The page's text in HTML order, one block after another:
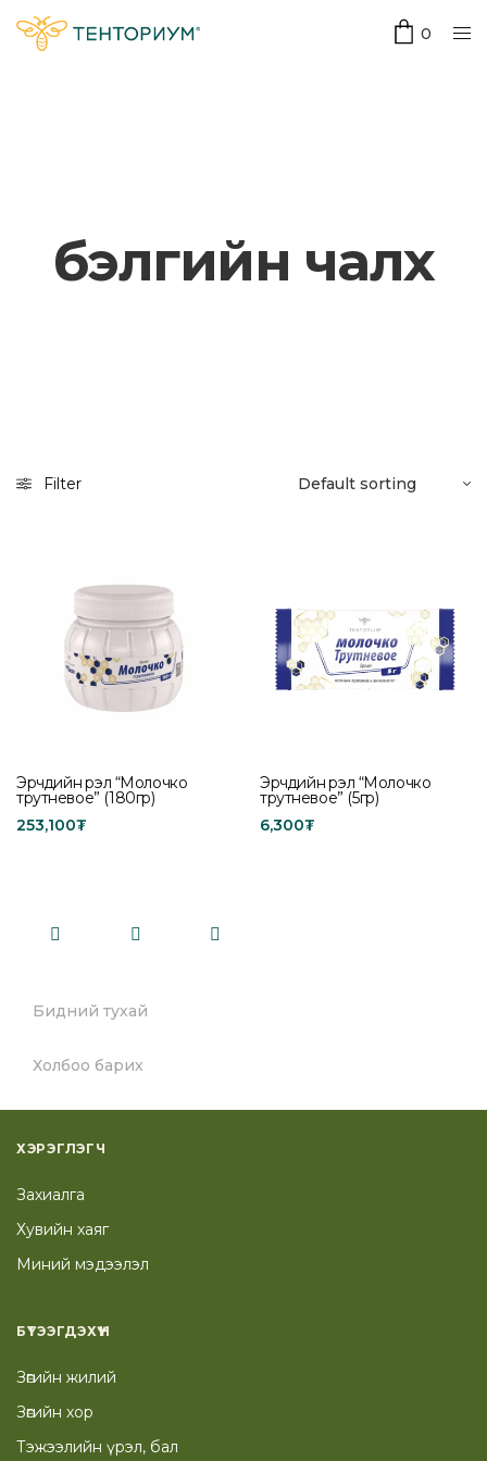
0
бэлгийн чалх
Filter
Эрчүүдийн үрэл “Молочко
трутневое” (180гр)
253,100₮
Эрчүүдийн үрэл “Молочко
трутневое” (5гр)
6,300₮
Бидний тухай
Холбоо барих
ХЭРЭГЛЭГЧ
Захиалга
Хувийн хаяг
Миний мэдээлэл
БҮТЭЭГДЭХҮҮН
Зөгийн жилий
Зөгийн хор
Тэжээлийн үрэл, бал